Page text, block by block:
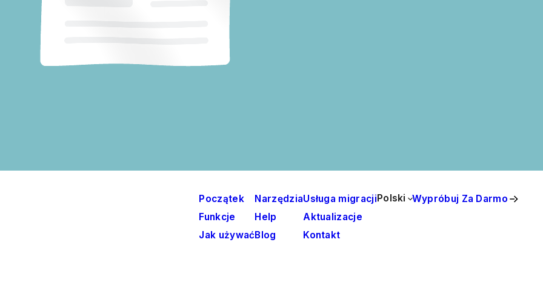
Początek
Funkcje
Jak używać
Narzędzia
Help
Blog
Usługa migracji
Aktualizacje
Kontakt
Polski Wypróbuj Za Darmo